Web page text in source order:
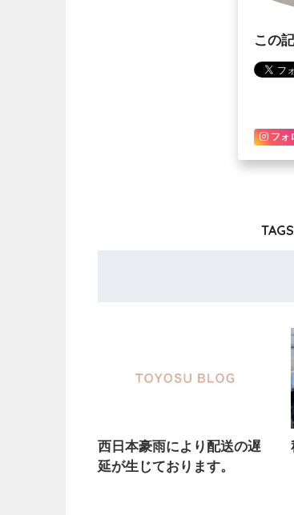
この
フォ
西日本豪雨により配送の遅
延が生じております。